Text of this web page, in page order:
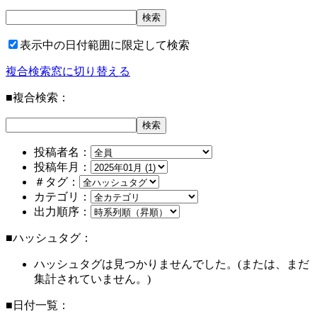
表示中の日付範囲に限定して検索
複合検索窓に切り替える
■複合検索：
投稿者名：
投稿年月：
＃タグ：
カテゴリ：
出力順序：
■ハッシュタグ：
ハッシュタグは見つかりませんでした。(または、まだ
集計されていません。)
■日付一覧：